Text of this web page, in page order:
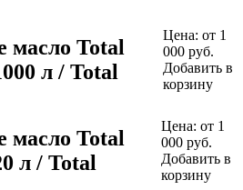
масло Total
л / Total
Цена: от 1
000 руб.
Добавить в
корзину
масло Total
л / Total
Цена: от 1
000 руб.
Добавить в
корзину